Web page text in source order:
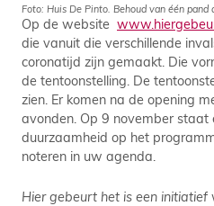
Foto: Huis De Pinto. Behoud van één
Op de website
die vanuit die verschillende
coronatijd zijn gemaakt. Die
de tentoonstelling. De
zien. Er komen na de opening
avonden. Op 9 november staat
duurzaamheid op het
noteren in uw agenda.
Hier gebeurt het is een initiatief